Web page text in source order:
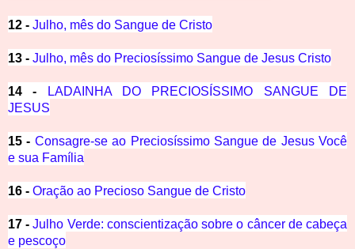
12 - Julho, mês do Sangue de Cristo
13 - Julho, mês do Preciosíssimo Sangue de Jesus Cristo
14 -
LADAINHA DO PRECIOSÍSSIMO SANGUE DE
JESUS
15 - Consagre-se ao Preciosíssimo Sangue de Jesus Você
e sua Família
16 - Oração ao Precioso Sangue de Cristo
17 -Julho Verde: conscientização sobre o câncer de cabeça
e pescoço